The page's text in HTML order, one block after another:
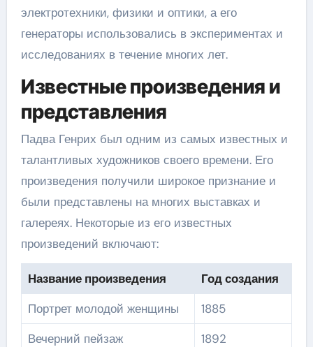
электротехники, физики и оптики, а его
генераторы использовались в экспериментах и
исследованиях в течение многих лет.
Известные произведения и
представления
Падва Генрих был одним из самых известных и
талантливых художников своего времени. Его
произведения получили широкое признание и
были представлены на многих выставках и
галереях. Некоторые из его известных
произведений включают:
Название произведения
Год создания
Портрет молодой женщины
1885
Вечерний пейзаж
1892